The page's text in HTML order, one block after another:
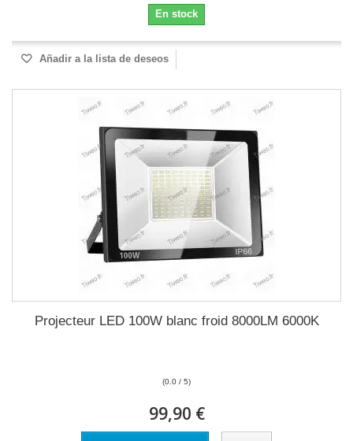
En stock
Añadir a la lista de deseos
Projecteur LED 100W blanc froid 8000LM 6000K
(0.0 / 5)
99,90 €